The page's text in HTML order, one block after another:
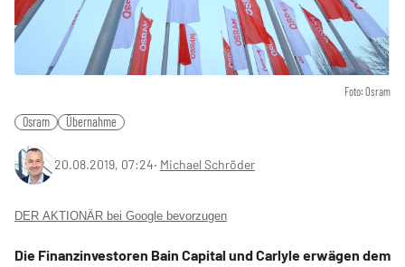
Foto: Osram
Osram Übernahme
20.08.2019, 07:24‧ Michael Schröder
DER AKTIONÄR bei Google bevorzugen
Die Finanzinvestoren Bain Capital und Carlyle erwägen dem